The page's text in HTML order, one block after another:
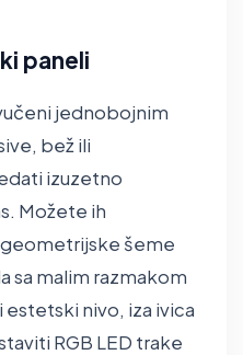
paneli
jednobojnim
bež ili
izuzetno
Možete ih
šeme
sa malim razmakom
nivo, iza ivica
RGB LED trake